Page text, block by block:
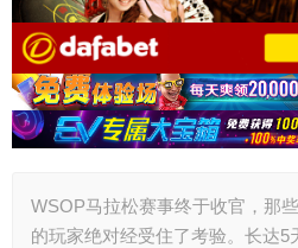
WSOP马拉松赛事终于收官，那
的玩家绝对经受住了考验。长达5